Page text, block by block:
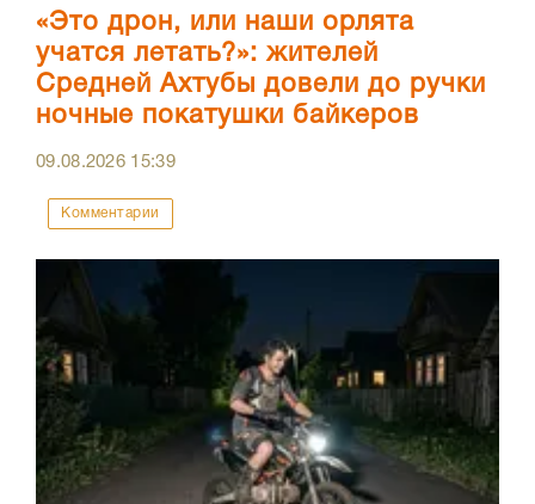
«Это дрон, или наши орлята
учатся летать?»: жителей
Средней Ахтубы довели до ручки
ночные покатушки байкеров
09.08.2026 15:39
Комментарии